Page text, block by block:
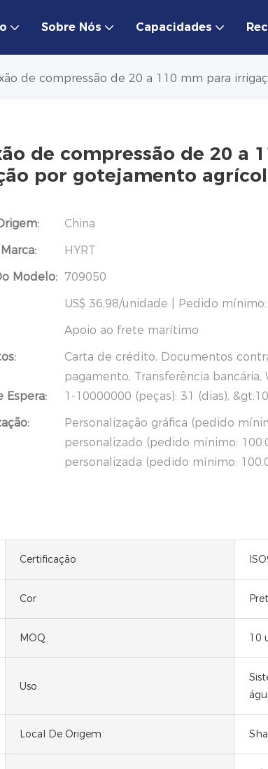
Sobre Nós Capacidades
de compressão de 20 a 110 mm para
de compressão de 20 a
por gotejamento
China
HYRT
Modelo: 709050
US$ 36,98/unidade | Pedido
Apoio ao frete marítimo
Carta de crédito, Documentos
pagamento, Transferência bancária,
Espera:
1-10000000 (peças): 31 (dias),
Personalização gráfica (pedido
personalizado (pedido mínimo:
personalizada (pedido mínimo:
Certificação
Cor
MOQ 10
Uso
Local De Origem